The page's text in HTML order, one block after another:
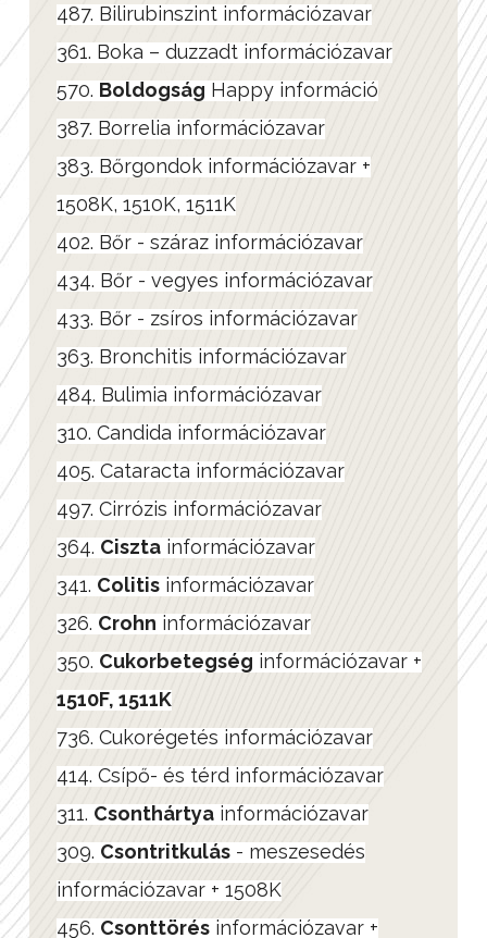
487. Bilirubinszint információzavar
361. Boka – duzzadt információzavar
570. Boldogság Happy információ
387. Borrelia információzavar
383. Bőrgondok információzavar +
1508K, 1510K, 1511K
402. Bőr - száraz információzavar
434. Bőr - vegyes információzavar
433. Bőr - zsíros információzavar
363. Bronchitis információzavar
484. Bulimia információzavar
310. Candida információzavar
405. Cataracta információzavar
497. Cirrózis információzavar
364. Ciszta információzavar
341. Colitis információzavar
326. Crohn információzavar
350. Cukorbetegség információzavar +
1510F, 1511K
736. Cukorégetés információzavar
414. Csípő- és térd információzavar
311. Csonthártya információzavar
309. Csontritkulás - meszesedés
információzavar + 1508K
456. Csonttörés információzavar +